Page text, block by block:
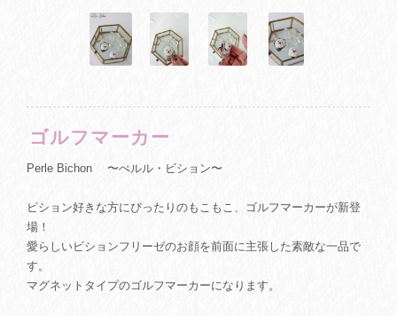
ゴルフマーカー
Perle Bichon 〜ぺルル・ビション〜
ビション好きな方にぴったりのもこもこ、ゴルフマーカーが新登
場！
愛らしいビションフリーゼのお顔を前面に主張した素敵な一品で
す。
マグネットタイプのゴルフマーカーになります。